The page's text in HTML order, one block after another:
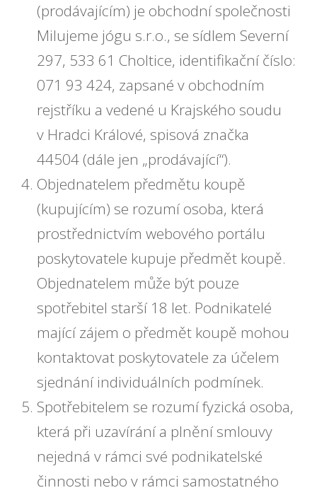
(prodávajícím) je obchodní společnosti
Milujeme jógu s.r.o., se sídlem Severní
297, 533 61 Choltice, identifikační číslo:
071 93 424, zapsané v obchodním
rejstříku a vedené u Krajského soudu
v Hradci Králové, spisová značka
44504 (dále jen „prodávající“).
Objednatelem předmětu koupě
(kupujícím) se rozumí osoba, která
prostřednictvím webového portálu
poskytovatele kupuje předmět koupě.
Objednatelem může být pouze
spotřebitel starší 18 let. Podnikatelé
mající zájem o předmět koupě mohou
kontaktovat poskytovatele za účelem
sjednání individuálních podmínek.
Spotřebitelem se rozumí fyzická osoba,
která při uzavírání a plnění smlouvy
nejedná v rámci své podnikatelské
činnosti nebo v rámci samostatného